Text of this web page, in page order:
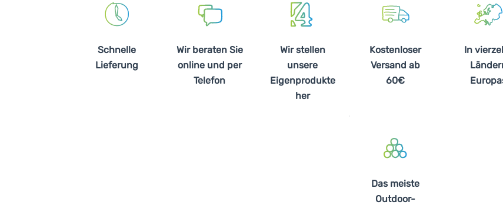
Schnelle
Lieferung
Wir beraten Sie
online und per
Telefon
Wir stellen
unsere
Eigenprodukte
her
Kostenloser
Versand ab
60€
In
Das meiste
Outdoor-